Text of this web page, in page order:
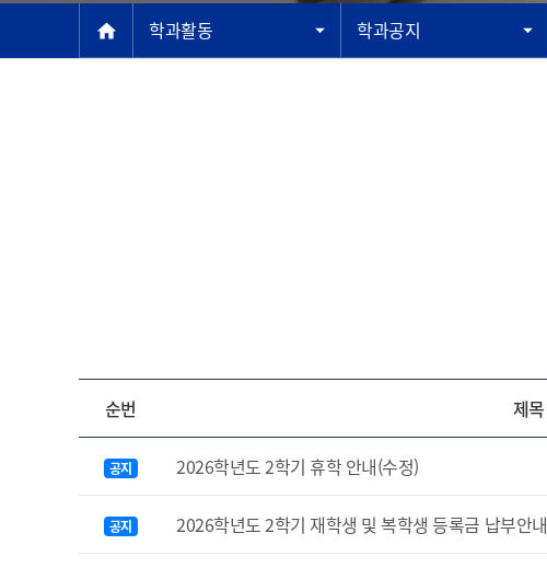
home 메인학과활동 학과공지
순번 제목
공지 2026학년도 2학기 휴학 안내(수정)
공지 2026학년도 2학기 재학생 및 복학생 등록금 납부안내